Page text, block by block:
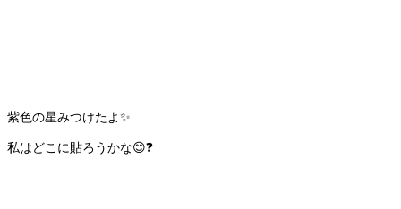
紫色の星みつけたよ✨
私はどこに貼ろうかな😊❓